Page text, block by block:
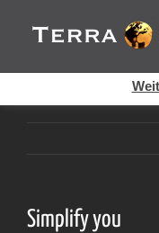
Inhalt
springen
Simplify you
Cookies helfen auf
Dienste. Durch die